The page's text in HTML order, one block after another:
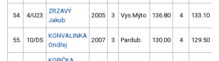
54. 4/U23
ZRZAVÝ
Jakub
2005 3 Vys.Mýto 136.80 4 133.10
55. 10/DS
KONVALINKA
Ondřej
2007 3 Pardub. 130.00 4 129.50